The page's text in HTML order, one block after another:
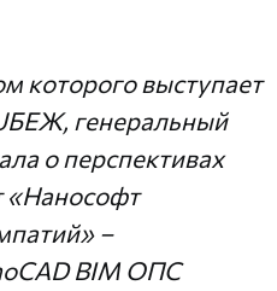
которого выступает
генеральный
о перспективах
«Нанософт
–
BIM ОПС